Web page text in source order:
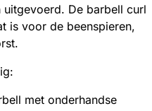
De barbell curl
is voor de beenspieren,
met onderhandse